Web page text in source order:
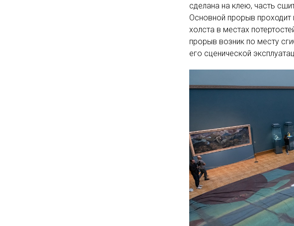
сделана на клею, часть
Основной прорыв проходит
холста в местах
прорыв возник по месту
его сценической